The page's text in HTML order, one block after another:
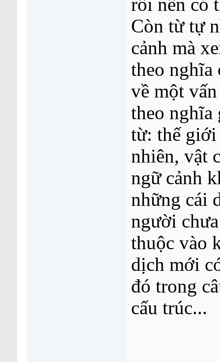
rồi nên có
Còn từ tự
cảnh mà
theo nghĩa
về một
theo nghĩa
từ: thế
nhiên, vật
ngữ cảnh
những cái
người
thuộc vào
dịch mới
đó trong
cấu trúc...